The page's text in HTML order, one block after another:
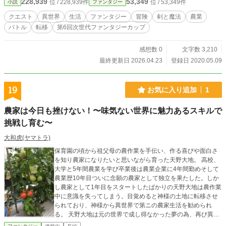
は知らずに…
小説 位 / 228,939件 ファンタジー 位 / 53,349件
クエスト 異世界 生活 ファンタジー 冒険 剣と魔法
農業
バトル
転移 第6回次世代ファンタジーカップ
感想数 0
文字数 3,210
最終更新日 2026.04.23
登録日 2020.05.09
19 お気に入り追加 1
農家は今日も挫けない！〜味気ない世界に魅力あるスキルで
挑戦し育む〜
大和虎(ヤマトラ)
保育園の頃から祖父母の農作業を手伝い、作る喜びや面白さ
を知り農家になりたいと思いながら育った天野大地。 高校、
大学と5年間農業を学び卒業後は農業企業に4年間勤めそして
農業歴10年目ついに念願の農家として独立を果たした。しか
し農家として1年目をスタートしたばかりの天野大地は農作業
中に意識を失ってしまう。目覚めると神様の土地に転移させ
られており、神様から異世界で第ニの農家生活を勧められ
る。 天野大地は元の世界で成し得なかった夢の為、再び異世
界で農家になる事を決意する。前世の農業知識や技術を引き